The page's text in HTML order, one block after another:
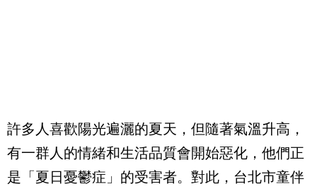
許多人喜歡陽光遍灑的夏天，但隨著氣溫升高，
有一群人的情緒和生活品質會開始惡化，他們正
是「夏日憂鬱症」的受害者。對此，台北市童伴